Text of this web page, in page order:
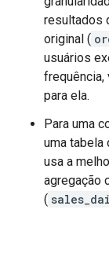
resultados
original (
usuários
frequência,
para ela.
Para uma
uma tabela
usa a
agregação
(